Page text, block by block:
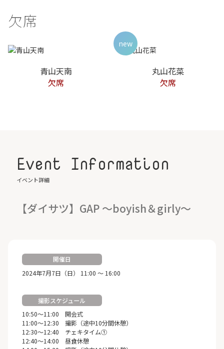
欠席
青山天南
欠席
丸山花菜
欠席
new
Event Information
イベント詳細
【ダイサツ】GAP ～boyish＆girly～
開催日
2024年7月7日（日） 11:00 ～ 16:00
撮影スケジュール
10:50～11:00 開会式
11:00～12:30 撮影（途中10分間休憩）
12:30～12:40 チェキタイム①
12:40～14:00 昼食休憩